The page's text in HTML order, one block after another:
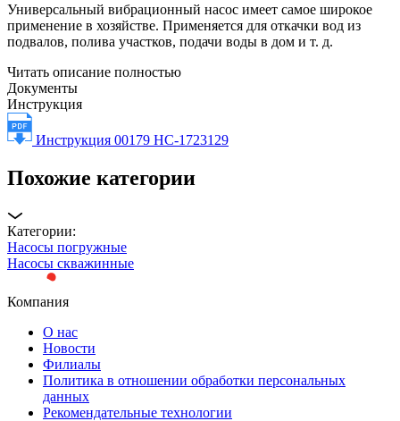
Универсальный вибрационный насос имеет самое широкое
применение в хозяйстве. Применяется для откачки вод из
подвалов, полива участков, подачи воды в дом и т. д.
Читать описание полностью
Документы
Инструкция
Инструкция 00179 НС-1723129
Похожие категории
Категории:
Насосы погружные
Насосы скважинные
Компания
О нас
Новости
Филиалы
Политика в отношении обработки персональных
данных
Рекомендательные технологии